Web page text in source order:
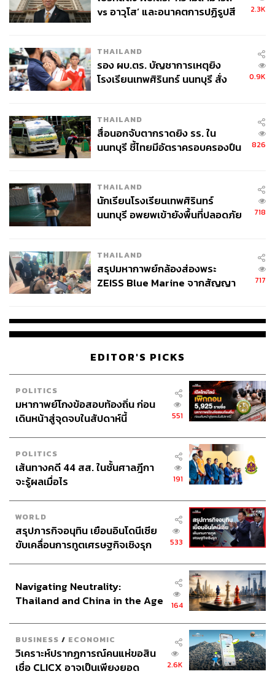
vs อาวุโส’ และอนาคตการปฏิรูปสี
2.3K
THAILAND
รอง ผบ.ตร. บัญชาการเหตุยิง
โรงเรียนเทพศิรินทร์ นนทบุรี สั่ง
0.9K
THAILAND
สื่อนอกจับตากราดยิง รร. ใน
นนทบุรี ชี้ไทยมีอัตราครอบครองปืน
826
THAILAND
นักเรียนโรงเรียนเทพศิรินทร์
นนทบุรี อพยพเข้ายังพื้นที่ปลอดภัย
718
THAILAND
สรุปมหากาพย์กล้องส่องพระ
ZEISS Blue Marine จากสัญญา
จ่ายหนี้-แอบระบุแบรนด์
717
EDITOR'S PICKS
POLITICS
มหากาพย์โกงข้อสอบท้องถิ่น ก่อน
เดินหน้าสู่จุดจบในสัปดาห์นี้
551
POLITICS
เส้นทางคดี 44 สส. ในชั้นศาลฎีกา
จะรู้ผลเมื่อไร
191
WORLD
สรุปภารกิจอนุทิน เยือนอินโดนีเซีย
ขับเคลื่อนการทูตเศรษฐกิจเชิงรุก
533
Navigating Neutrality:
Thailand and China in the Age
164
BUSINESS / ECONOMIC
วิเคราะห์ปรากฏการณ์คนแห่ขอสิน
เชื่อ CLICX อาจเป็นเพียงยอด
2.6K